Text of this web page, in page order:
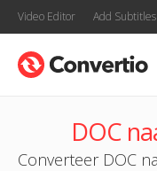
Video Editor Add
DOC
Converteer DOC